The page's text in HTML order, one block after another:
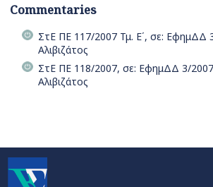
Commentaries
ΣτΕ ΠΕ 117/2007 Τμ. Ε΄, σε: ΕφημΔΔ
Αλιβιζάτος
ΣτΕ ΠΕ 118/2007, σε: ΕφημΔΔ 3/
Αλιβιζάτος